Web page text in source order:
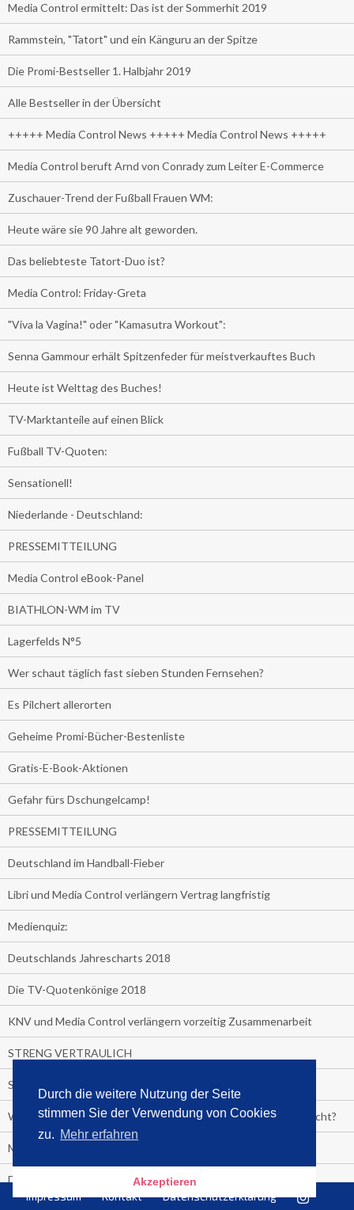
Durch die weitere Nutzung der Seite
stimmen Sie der Verwendung von Cookies
zu. Mehr erfahren
Akzeptieren
Media Control ermittelt: Das ist der Sommerhit 2019
Rammstein, "Tatort" und ein Känguru an der Spitze
Die Promi-Bestseller 1. Halbjahr 2019
Alle Bestseller in der Übersicht
+++++ Media Control News +++++ Media Control News +++++
Media Control beruft Arnd von Conrady zum Leiter E-Commerce
Zuschauer-Trend der Fußball Frauen WM:
Heute wäre sie 90 Jahre alt geworden.
Das beliebteste Tatort-Duo ist?
Media Control: Friday-Greta
"Viva la Vagina!" oder "Kamasutra Workout":
Senna Gammour erhält Spitzenfeder für meistverkauftes Buch
Heute ist Welttag des Buches!
TV-Marktanteile auf einen Blick
Fußball TV-Quoten:
Sensationell!
Niederlande - Deutschland:
PRESSEMITTEILUNG
Media Control eBook-Panel
BIATHLON-WM im TV
Lagerfelds N°5
Wer schaut täglich fast sieben Stunden Fernsehen?
Es Pilchert allerorten
Geheime Promi-Bücher-Bestenliste
Gratis-E-Book-Aktionen
Gefahr fürs Dschungelcamp!
PRESSEMITTEILUNG
Deutschland im Handball-Fieber
Libri und Media Control verlängern Vertrag langfristig
Medienquiz:
Deutschlands Jahrescharts 2018
Die TV-Quotenkönige 2018
KNV und Media Control verlängern vorzeitig Zusammenarbeit
STRENG VERTRAULICH
Streaming verändert TV?
Welcher TV-Sender hat seine Marktanteile seit 2013 vervierfacht?
Michelle for President!
Das gruseligste Buch aller Zeiten
Impressum Kontakt Datenschutzerklärung